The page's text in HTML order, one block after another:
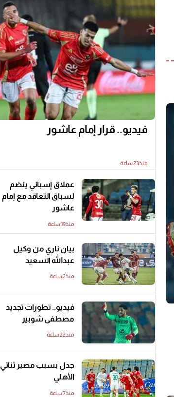
فيديو.. قرار إمام عاشور
منذ23 ساعة
عملاق إسباني ينضم
لسباق التعاقد مع إمام
عاشور
منذ19 ساعة
بيان ناري من وكيل
عبدالله السعيد
منذ2 ساعة
فيديو.. تطورات تجديد
مصطفى شوبير
منذ22 ساعة
جدل بسبب مصير ثنائي
الأهلي
منذ7 ساعة